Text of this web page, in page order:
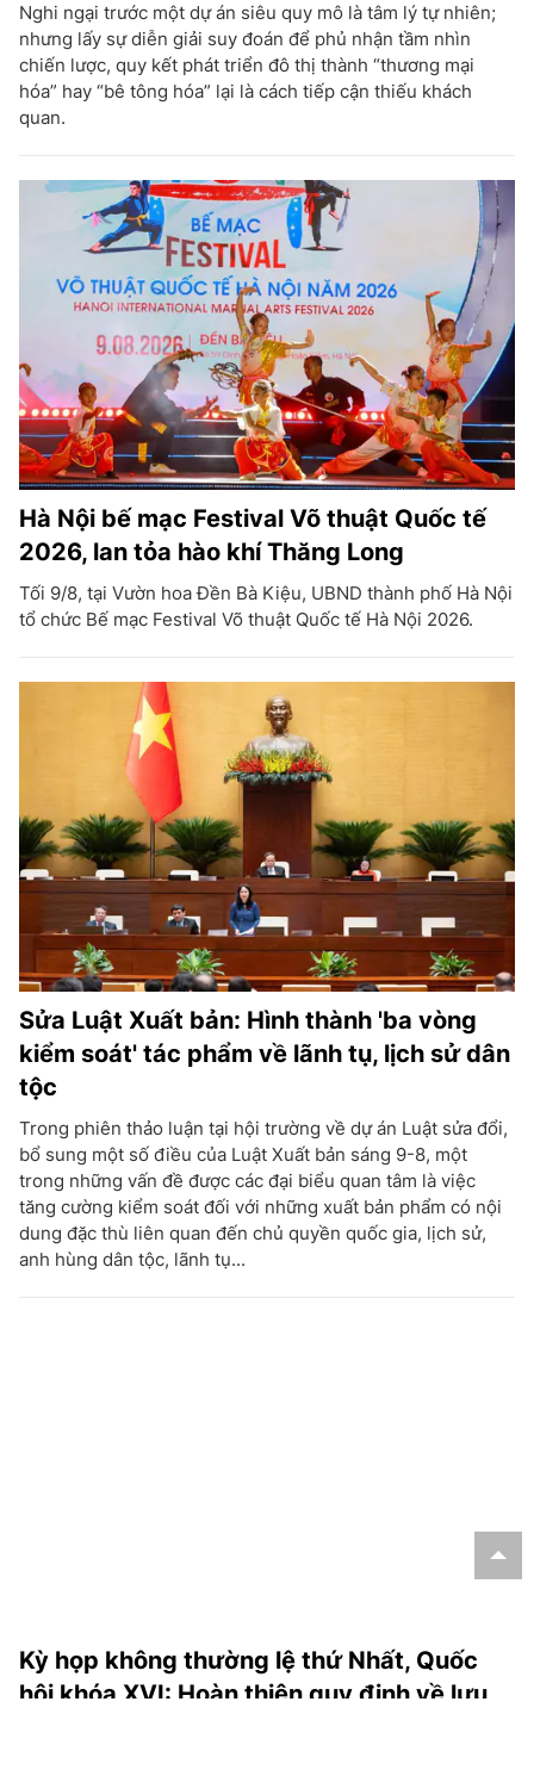
Nghi ngại trước một dự án siêu quy mô là tâm lý tự nhiên;
nhưng lấy sự diễn giải suy đoán để phủ nhận tầm nhìn
chiến lược, quy kết phát triển đô thị thành “thương mại
hóa” hay “bê tông hóa” lại là cách tiếp cận thiếu khách
quan.
Hà Nội bế mạc Festival Võ thuật Quốc tế
2026, lan tỏa hào khí Thăng Long
Tối 9/8, tại Vườn hoa Đền Bà Kiệu, UBND thành phố Hà Nội
tổ chức Bế mạc Festival Võ thuật Quốc tế Hà Nội 2026.
Sửa Luật Xuất bản: Hình thành 'ba vòng
kiểm soát' tác phẩm về lãnh tụ, lịch sử dân
tộc
Trong phiên thảo luận tại hội trường về dự án Luật sửa đổi,
bổ sung một số điều của Luật Xuất bản sáng 9-8, một
trong những vấn đề được các đại biểu quan tâm là việc
tăng cường kiểm soát đối với những xuất bản phẩm có nội
dung đặc thù liên quan đến chủ quyền quốc gia, lịch sử,
anh hùng dân tộc, lãnh tụ...
Kỳ họp không thường lệ thứ Nhất, Quốc
hội khóa XVI: Hoàn thiện quy định về lưu